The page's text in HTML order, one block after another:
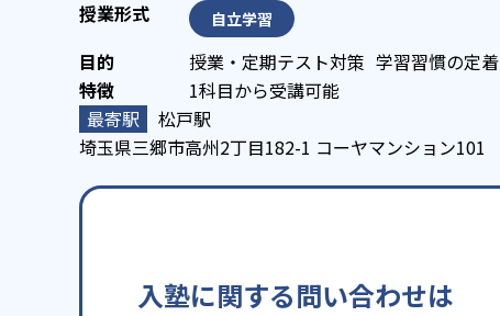
自立学習
授業・定期テスト対策 学習習慣の定着
1科目から受講可能
松戸駅
埼玉県三郷市高州2丁目182-1 コーヤマンション101
入塾に関する問い合わせは